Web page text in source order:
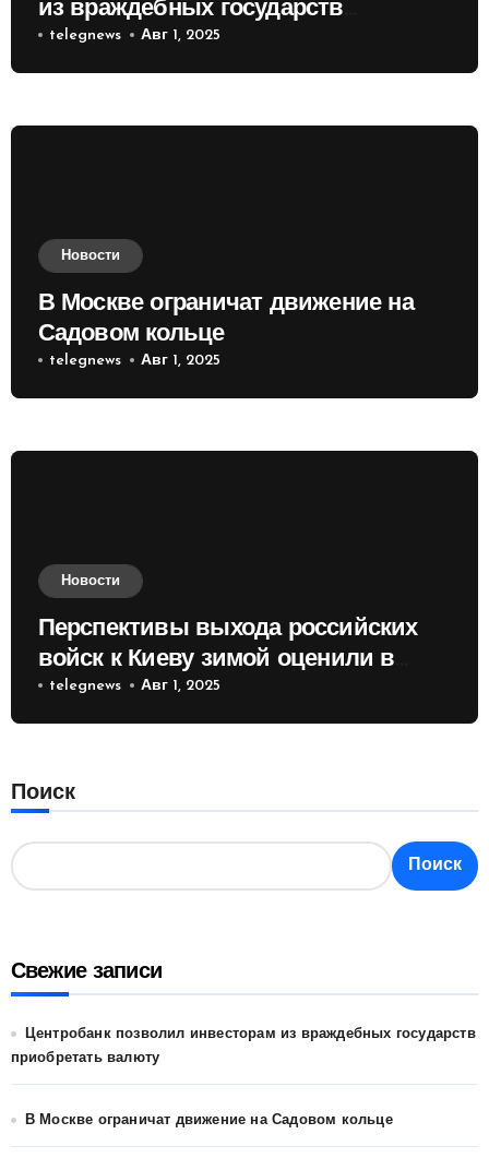
из враждебных государств
приобретать валюту
telegnews Авг 1, 2025
Новости
В Москве ограничат движение на
Садовом кольце
telegnews Авг 1, 2025
Новости
Перспективы выхода российских
войск к Киеву зимой оценили в
России
telegnews Авг 1, 2025
Поиск
Поиск
Свежие записи
Центробанк позволил инвесторам из враждебных государств
приобретать валюту
В Москве ограничат движение на Садовом кольце